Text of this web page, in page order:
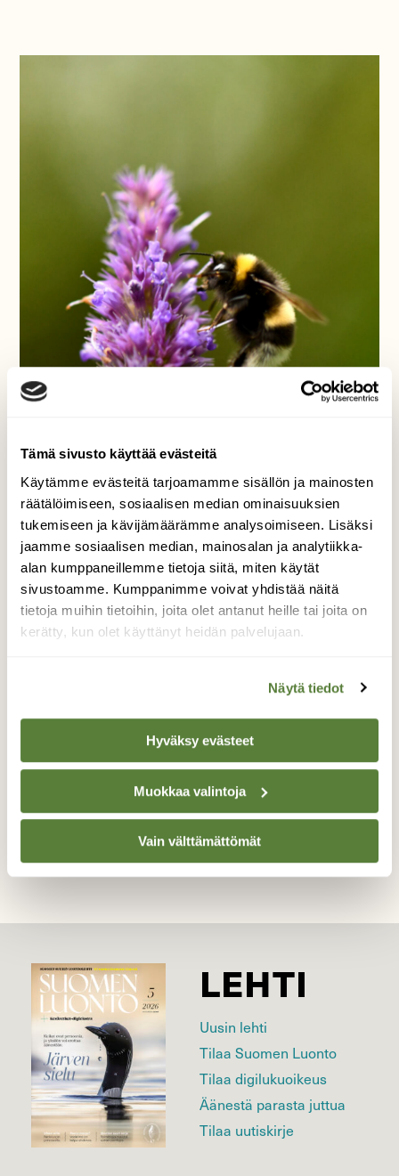
Tämä sivusto käyttää evästeitä
Käytämme evästeitä tarjoamamme sisällön ja mainosten
räätälöimiseen, sosiaalisen median ominaisuuksien
tukemiseen ja kävijämäärämme analysoimiseen. Lisäksi
jaamme sosiaalisen median, mainosalan ja analytiikka-
alan kumppaneillemme tietoja siitä, miten käytät
sivustoamme. Kumppanimme voivat yhdistää näitä
tietoja muihin tietoihin, joita olet antanut heille tai joita on
kerätty, kun olet käyttänyt heidän palvelujaan.
Näytä tiedot
Hyväksy evästeet
Muokkaa valintoja
Vain välttämättömät
Työn touhussa
Kiireisen kimalaisen pieni pysähdys hetkeksi
Kuvaaja: Jukka Tikkanen
Kilpailun etusivulle
LEHTI
Uusin lehti
Tilaa Suomen Luonto
Tilaa digilukuoikeus
Äänestä parasta juttua
Tilaa uutiskirje